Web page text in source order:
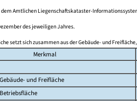
dem Amtlichen Liegenschaftskataster-
des jeweiligen Jahres.
setzt sich zusammen aus der Gebäude- und
Merkmal
Gebäude- und Freifläche
Betriebsfläche